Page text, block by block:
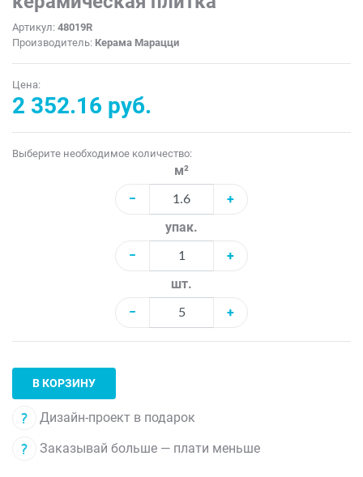
Артикул: 48019R
Производитель: Керама Марацци
Цена:
2 352.16 руб.
Выберите необходимое количество:
м²
−
+
упак.
−
+
шт.
−
+
В КОРЗИНУ
Дизайн-проект в подарок
Заказывай больше — плати меньше